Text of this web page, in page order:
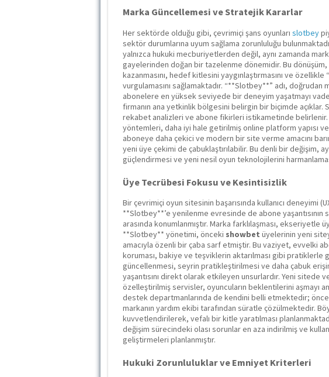
Marka Güncellemesi ve Stratejik Kararlar
Her sektörde olduğu gibi, çevrimiçi şans oyunları slotbey
sektör durumlarına uyum sağlama zorunluluğu
yalnızca hukuki mecburiyetlerden değil, aynı zamanda
gayelerinden doğan bir tazelenme dönemidir. Bu
kazanmasını, hedef kitlesini yaygınlaştırmasını ve özellikle
vurgulamasını sağlamaktadır. “**Slotbey**” adı, doğrudan
abonelere en yüksek seviyede bir deneyim yaşatmayı
firmanın ana yetkinlik bölgesini belirgin bir biçimde
rekabet analizleri ve abone fikirleri istikametinde
yöntemleri, daha iyi hale getirilmiş online platform yapısı
aboneye daha çekici ve modern bir site verme amacını
yeni üye çekimi de çabuklaştırılabilir. Bu denli bir değişim,
güçlendirmesi ve yeni nesil oyun teknolojilerini
Üye Tecrübesi Fokusu ve Kesintisizlik
Bir çevrimiçi oyun sitesinin başarısında kullanıcı deneyimi
**Slotbey**’e yenilenme evresinde de abone
arasında konumlanmıştır. Marka farklılaşması,
**Slotbey** yönetimi, önceki showbet üyelerinin yeni
amacıyla özenli bir çaba sarf etmiştir. Bu vaziyet, evvelki
koruması, bakiye ve teşviklerin aktarılması gibi pratiklerle
güncellenmesi, seyrin pratikleştirilmesi ve daha çabuk
yaşantısını direkt olarak etkileyen unsurlardır. Yeni sitede
özelleştirilmiş servisler, oyuncuların beklentilerini aşmayı
destek departmanlarında de kendini belli etmektedir;
markanın yardım ekibi tarafından süratle çözülmektedir.
kuvvetlendirilerek, vefalı bir kitle yaratılması
değişim sürecindeki olası sorunlar en aza indirilmiş ve
geliştirmeleri planlanmıştır.
Hukuki Zorunluluklar ve Emniyet Kriterleri